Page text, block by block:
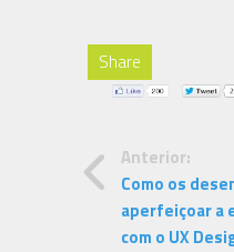
Share
Anterior:
Como os
aperfeiçoar a
com o UX